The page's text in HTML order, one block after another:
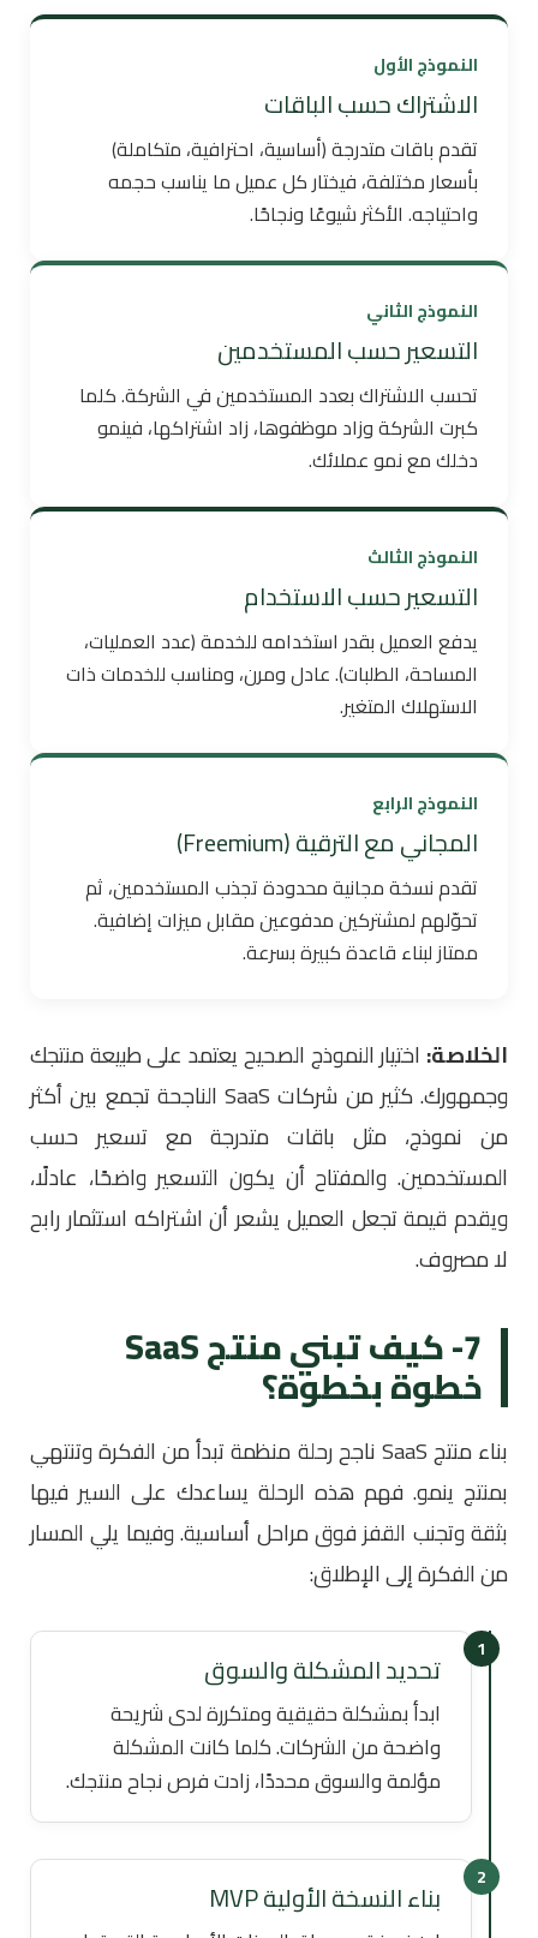
النموذج الأول
الاشتراك حسب الباقات
تقدم باقات متدرجة (أساسية، احترافية، متكاملة)
بأسعار مختلفة، فيختار كل عميل ما يناسب حجمه
واحتياجه. الأكثر شيوعًا ونجاحًا.
النموذج الثاني
التسعير حسب المستخدمين
تحسب الاشتراك بعدد المستخدمين في الشركة. كلما
كبرت الشركة وزاد موظفوها، زاد اشتراكها، فينمو
دخلك مع نمو عملائك.
النموذج الثالث
التسعير حسب الاستخدام
يدفع العميل بقدر استخدامه للخدمة (عدد العمليات،
المساحة، الطلبات). عادل ومرن، ومناسب للخدمات ذات
الاستهلاك المتغير.
النموذج الرابع
المجاني مع الترقية (Freemium)
تقدم نسخة مجانية محدودة تجذب المستخدمين، ثم
تحوّلهم لمشتركين مدفوعين مقابل ميزات إضافية.
ممتاز لبناء قاعدة كبيرة بسرعة.
الخلاصة: اختيار النموذج الصحيح يعتمد على طبيعة منتجك
وجمهورك. كثير من شركات SaaS الناجحة تجمع بين أكثر
من نموذج، مثل باقات متدرجة مع تسعير حسب
المستخدمين. والمفتاح أن يكون التسعير واضحًا، عادلًا،
ويقدم قيمة تجعل العميل يشعر أن اشتراكه استثمار رابح
لا مصروف.
7- كيف تبني منتج SaaS
خطوة بخطوة؟
بناء منتج SaaS ناجح رحلة منظمة تبدأ من الفكرة وتنتهي
بمنتج ينمو. فهم هذه الرحلة يساعدك على السير فيها
بثقة وتجنب القفز فوق مراحل أساسية. وفيما يلي المسار
من الفكرة إلى الإطلاق:
1 تحديد المشكلة والسوق
ابدأ بمشكلة حقيقية ومتكررة لدى شريحة
واضحة من الشركات. كلما كانت المشكلة
مؤلمة والسوق محددًا، زادت فرص نجاح منتجك.
2 بناء النسخة الأولية MVP